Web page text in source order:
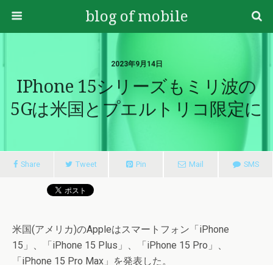
blog of mobile
2023年9月14日
IPhone 15シリーズもミリ波の
5Gは米国とプエルトリコ限定に
Share Tweet Pin Mail SMS
米国(アメリカ)のAppleはスマートフォン「iPhone
15」、「iPhone 15 Plus」、「iPhone 15 Pro」、
「iPhone 15 Pro Max」を発表した。